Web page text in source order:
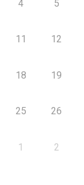
4 5
11 12
18 19
25 26
1 2